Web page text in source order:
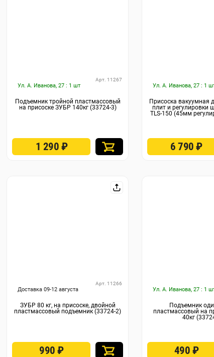
Ул. А. Иванова, 27 : 1 шт
Арт. 11267
Подъемник тройной пластмассовый
на присоске ЗУБР 140кг (33724-3)
1 290 ₽
Ул. А. Иванова, 27 : 1
Присоска вакуумная
плит и регулировки
TLS-150 (45мм
6 790₽
Доставка 09-12 августа
Арт. 11266
ЗУБР 80 кг, на присоске, двойной
пластмассовый подъемник (33724-2)
990₽
Ул. А. Иванова, 27 : 1
Подъемник
пластмассовый на
40кг
490 ₽